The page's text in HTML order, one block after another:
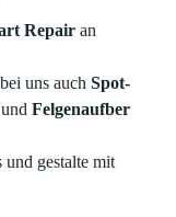
Repair an
uns auchSpot-
undFelgenaufber
und gestalte mit